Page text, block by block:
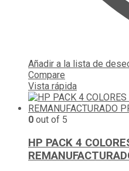
Añadir a la lista de
Compare
Vista rápida
0 out of 5
HP PACK 4